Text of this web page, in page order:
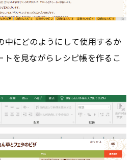
中にどのようにして使用するか
を見ながらレシピ帳を作るこ